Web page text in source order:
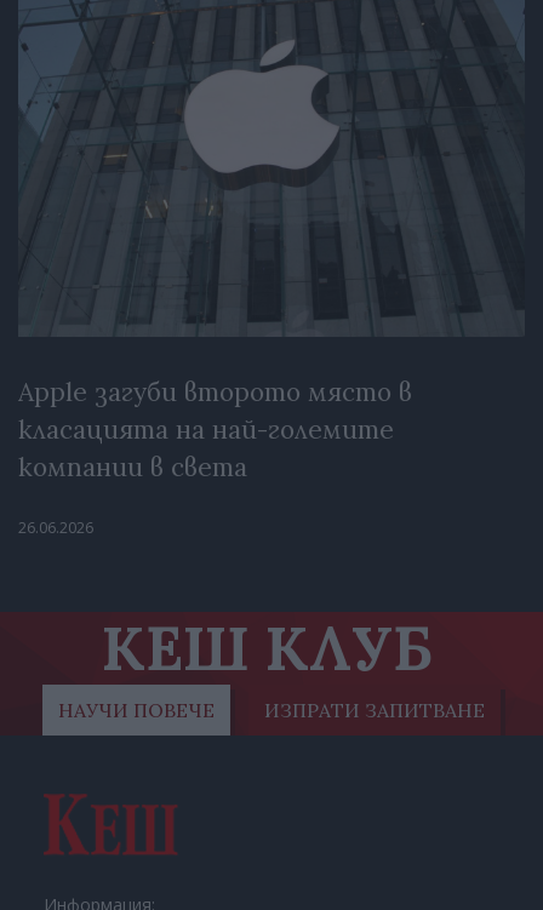
Apple загуби второто място в
класацията на най-големите
компании в света
26.06.2026
КЕШ КЛУБ
НАУЧИ ПОВЕЧЕ ИЗПРАТИ ЗАПИТВАНЕ
Информация: